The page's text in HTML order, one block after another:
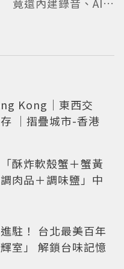
Kong｜東西交
｜摺疊城市-香港
酥炸軟殼蟹＋蟹黃
肉品＋調味鹽」中
駐！ 台北最美百年
室」 解鎖台味記憶